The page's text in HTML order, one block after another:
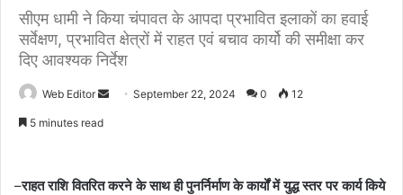
सीएम धामी ने किया चंपावत के आपदा प्रभावित इलाकों का हवाई
सर्वेक्षण, प्रभावित क्षेत्रों में राहत एवं बचाव कार्यो की समीक्षा कर
दिए आवश्यक निर्देश
Web Editor
a
September 22, 2024 0 12
5 minutes read
–राहत राशि वितरित करने के साथ ही पुनर्निर्माण के कार्यों में युद्ध स्तर पर कार्य किये